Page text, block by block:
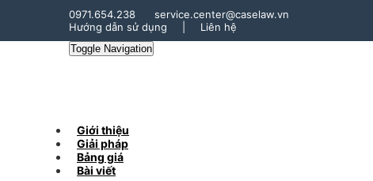
0971.654.238
service.center@caselaw.vn
Hướng dẫn sử dụng
Liên hệ
Toggle Navigation
Giới thiệu
Giải pháp
Bảng giá
Bài viết